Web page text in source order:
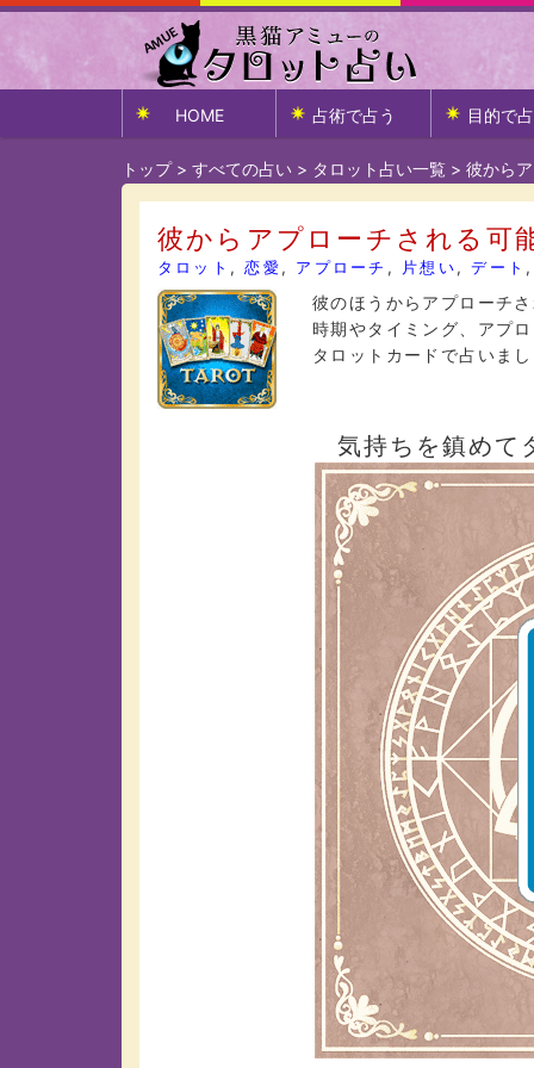
HOME 占術で占う 目的で
トップ> すべての占い > タロット占い一覧 > 彼から
彼からアプローチされる可
タロット ,恋愛, アプローチ , 片想い,デート
彼のほうからアプローチ
時期やタイミング、アプ
タロットカードで占いま
気持ちを鎮めて